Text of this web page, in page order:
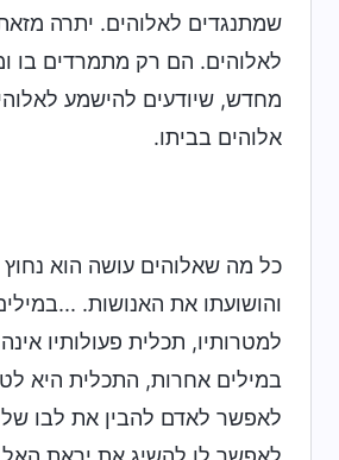
שמתנגדים לאלוהים. יתרה
לאלוהים. הם רק מתמרדים בו
מחדש, שיודעים להישמע
אלוהים בביתו.
כל מה שאלוהים עושה הוא
והושועתו את האנושות.
למטרותיו, תכלית פעולותיו
במילים אחרות, התכלית היא
לאפשר לאדם להבין את לבו של